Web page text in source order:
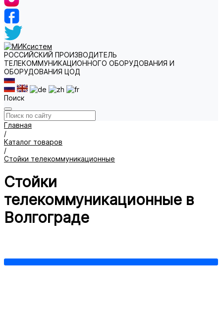
РОССИЙСКИЙ ПРОИЗВОДИТЕЛЬ
ТЕЛЕКОММУНИКАЦИОННОГО ОБОРУДОВАНИЯ И
ОБОРУДОВАНИЯ ЦОД
Поиск
Главная
/
Каталог товаров
/
Стойки телекоммуникационные
Стойки
телекоммуникационные в
Волгограде